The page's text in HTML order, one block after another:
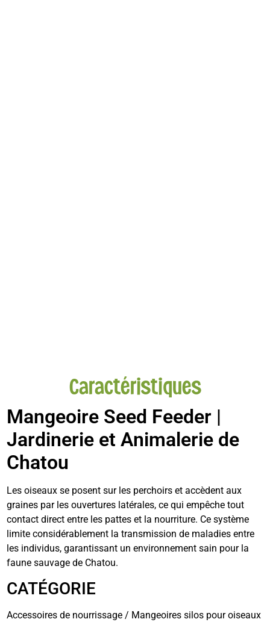
Caractéristiques
Mangeoire Seed Feeder |
Jardinerie et Animalerie de
Chatou
Les oiseaux se posent sur les perchoirs et accèdent aux
graines par les ouvertures latérales, ce qui empêche tout
contact direct entre les pattes et la nourriture. Ce système
limite considérablement la transmission de maladies entre
les individus, garantissant un environnement sain pour la
faune sauvage de Chatou.
CATÉGORIE
Accessoires de nourrissage / Mangeoires silos pour oiseaux